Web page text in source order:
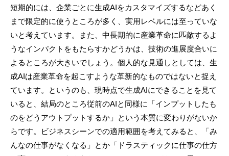
短期的には、企業ごとに生成AIをカスタマイズするなどあく
まで限定的に使うところが多く、実用レベルには至っていな
いと考えています。また、中長期的に産業革命に匹敵するよ
うなインパクトをもたらすかどうかは、技術の進展度合いに
よるところが大きいでしょう。個人的な見通しとしては、生
成AIは産業革命を起こすような革新的なものではないと捉え
ています。というのも、現時点で生成AIにできることを見て
いると、結局のところ従前のAIと同様に「インプットしたも
のをどうアウトプットするか」という本質に変わりがないか
らです。ビジネスシーンでの適用範囲を考えてみると、「み
んなの仕事がなくなる」とか「ドラスティックに仕事の仕方